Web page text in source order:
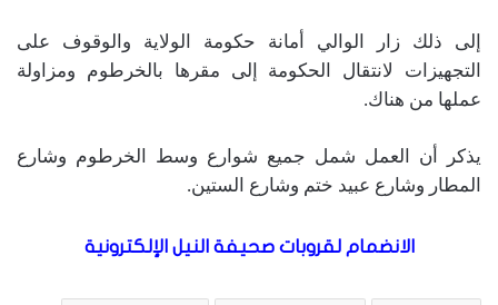
إلى ذلك زار الوالي أمانة حكومة الولاية والوقوف على
التجهيزات لانتقال الحكومة إلى مقرها بالخرطوم ومزاولة
عملها من هناك.
يذكر أن العمل شمل جميع شوارع وسط الخرطوم وشارع
المطار وشارع عبيد ختم وشارع الستين.
الانضمام لقروبات صحيفة النيل الإلكترونية